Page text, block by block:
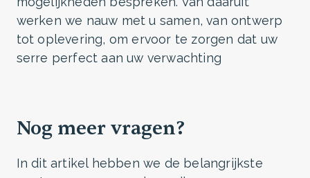
werken we nauw met u samen, van ontwerp
tot oplevering, om ervoor te zorgen dat uw
serre perfect aan uw verwachting
Nog meer vragen?
In dit artikel hebben we de belangrijkste